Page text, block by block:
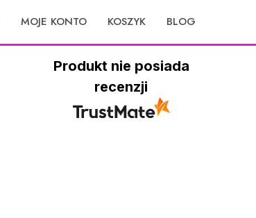
MOJE KONTO KOSZYK BLOG
Produkt nie posiada
recenzji